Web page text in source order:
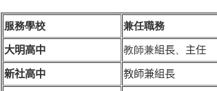
服務學校 兼任職務
大明高中 教師兼組長、 主任
新社高中 教師兼組長